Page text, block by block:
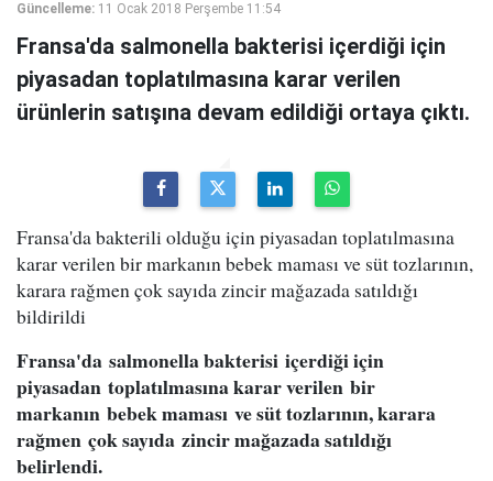
Güncelleme: 11 Ocak 2018 Perşembe 11:54
Fransa'da salmonella bakterisi içerdiği için
piyasadan toplatılmasına karar verilen
ürünlerin satışına devam edildiği ortaya çıktı.
Fransa'da bakterili olduğu için piyasadan toplatılmasına
karar verilen bir markanın bebek maması ve süt tozlarının,
karara rağmen çok sayıda zincir mağazada satıldığı
bildirildi
Fransa'da salmonella bakterisi içerdiği için
piyasadan toplatılmasına karar verilen bir
markanın bebek maması ve süt tozlarının, karara
rağmen çok sayıda zincir mağazada satıldığı
belirlendi.